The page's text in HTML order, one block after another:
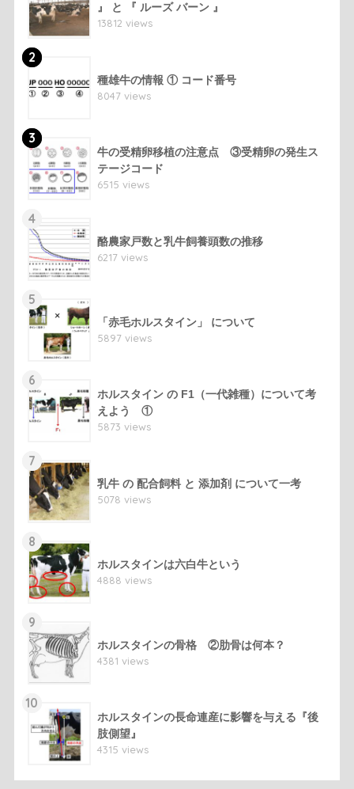
』 と 『 ルーズ バーン 』
13812 views
2
種雄牛の情報 ① コード番号
8047 views
3
牛の受精卵移植の注意点 ③受精卵の発生ス
テージコード
6515 views
4
酪農家戸数と乳牛飼養頭数の推移
6217 views
5
「赤毛ホルスタイン」 について
5897 views
6
ホルスタイン の F1（一代雑種）について考
えよう ①
5873 views
7
乳牛 の 配合飼料 と 添加剤 について一考
5078 views
8
ホルスタインは六白牛という
4888 views
9
ホルスタインの骨格 ②肋骨は何本？
4381 views
10
ホルスタインの長命連産に影響を与える『後
肢側望』
4315 views